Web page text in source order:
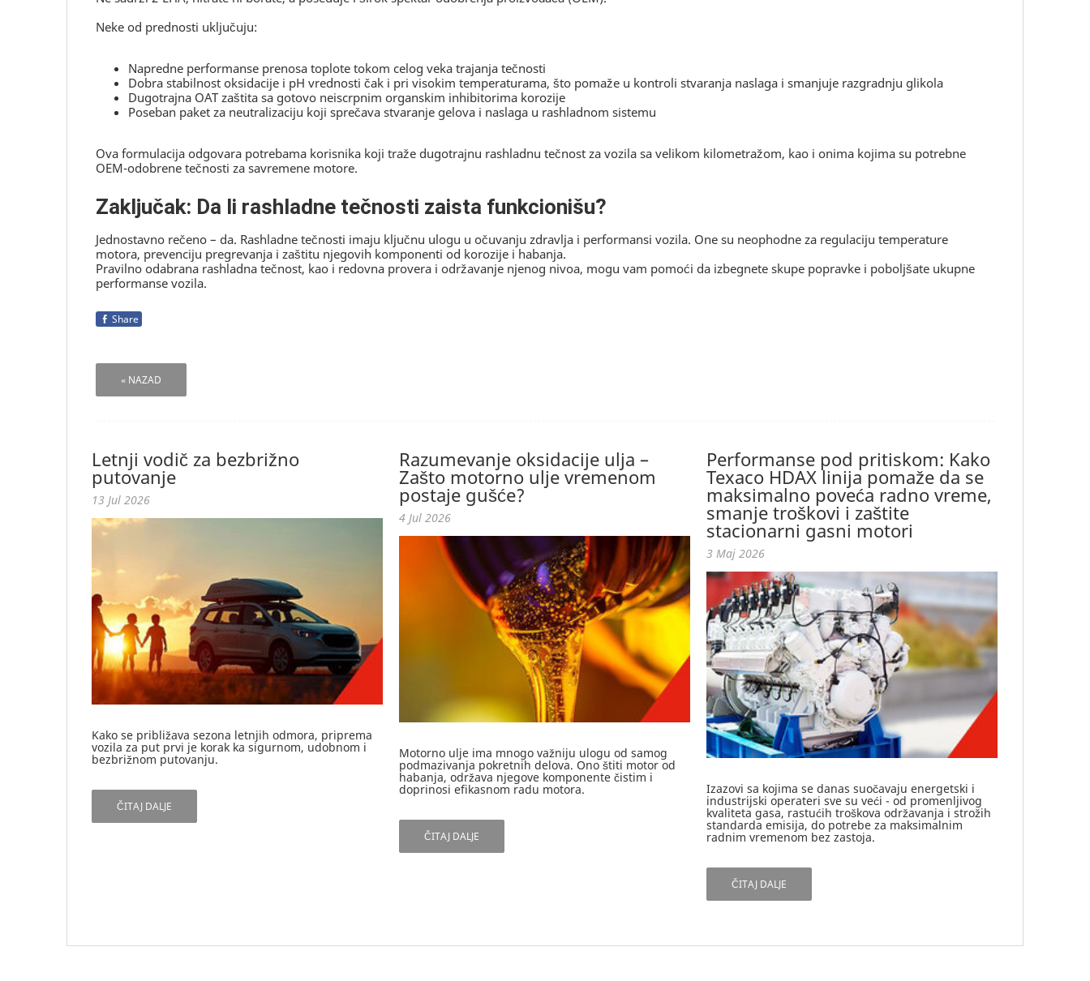
Neke od prednosti uključuju:
Napredne performanse prenosa toplote tokom celog veka trajanja tečnosti
Dobra stabilnost oksidacije i pH vrednosti čak i pri visokim temperaturama, što pomaže u kontroli stvaranja naslaga i smanjuje razgradnju glikola
Dugotrajna OAT zaštita sa gotovo neiscrpnim organskim inhibitorima korozije
Poseban paket za neutralizaciju koji sprečava stvaranje gelova i naslaga u rashladnom sistemu
Ova formulacija odgovara potrebama korisnika koji traže dugotrajnu rashladnu tečnost za vozila sa velikom kilometražom, kao i onima kojima su potrebne
OEM-odobrene tečnosti za savremene motore.
Zaključak: Da li rashladne tečnosti zaista funkcionišu?
Jednostavno rečeno – da. Rashladne tečnosti imaju ključnu ulogu u očuvanju zdravlja i performansi vozila. One su neophodne za regulaciju temperature
motora, prevenciju pregrevanja i zaštitu njegovih komponenti od korozije i habanja.
Pravilno odabrana rashladna tečnost, kao i redovna provera i održavanje njenog nivoa, mogu vam pomoći da izbegnete skupe popravke i poboljšate ukupne
performanse vozila.
Share
« NAZAD
Letnji vodič za bezbrižno
putovanje
13 Jul 2026
Kako se približava sezona letnjih odmora, priprema
vozila za put prvi je korak ka sigurnom, udobnom i
bezbrižnom putovanju.
ČITAJ DALJE
Razumevanje oksidacije ulja –
Zašto motorno ulje vremenom
postaje gušće?
4 Jul 2026
Motorno ulje ima mnogo važniju ulogu od samog
podmazivanja pokretnih delova. Ono štiti motor od
habanja, održava njegove komponente čistim i
doprinosi efikasnom radu motora.
ČITAJ DALJE
Performanse pod pritiskom: Kako
Texaco HDAX linija pomaže da se
maksimalno poveća radno vreme,
smanje troškovi i zaštite
stacionarni gasni motori
3 Maj 2026
Izazovi sa kojima se danas suočavaju energetski i
industrijski operateri sve su veći - od promenljivog
kvaliteta gasa, rastućih troškova održavanja i strožih
standarda emisija, do potrebe za maksimalnim
radnim vremenom bez zastoja.
ČITAJ DALJE